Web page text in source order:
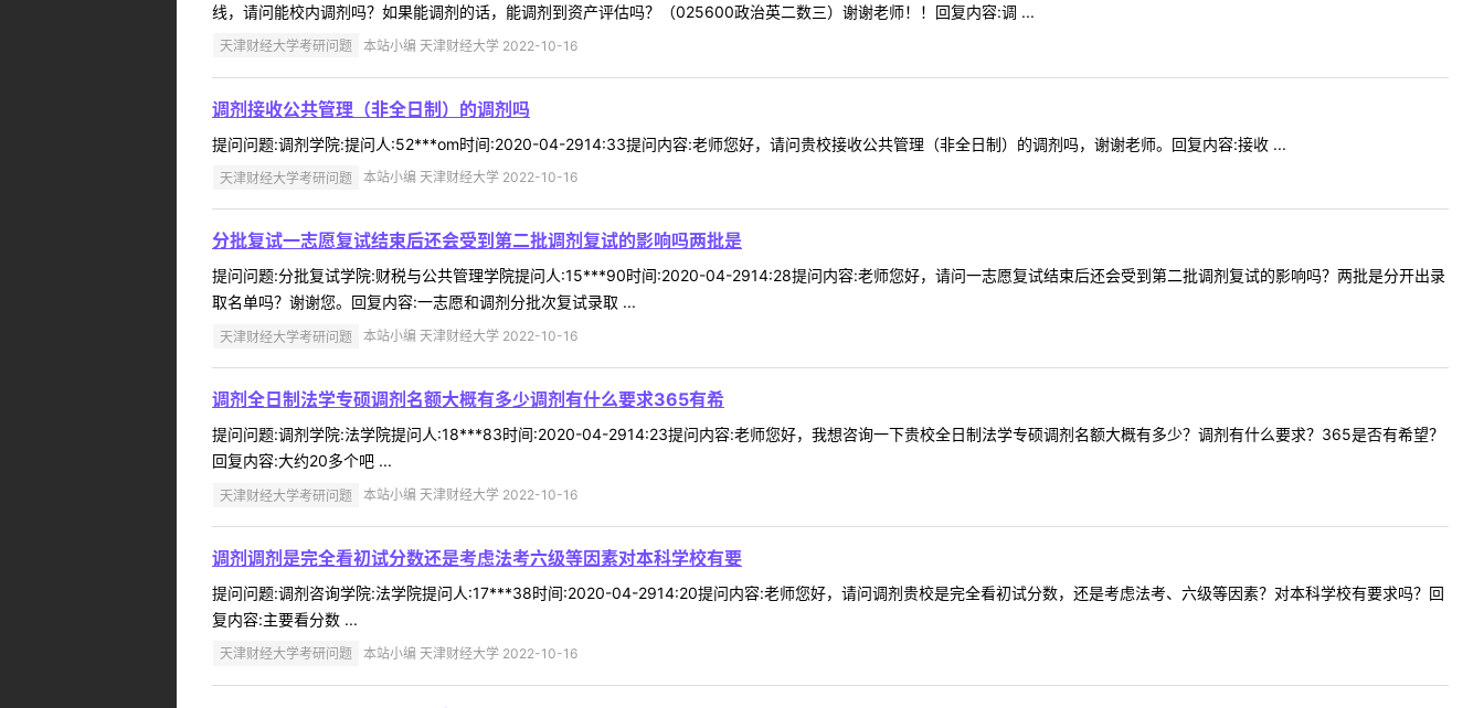
线，请问能校内调剂吗？如果能调剂的话，能调剂到资产评估吗？（025600政治英二数三）谢谢老师！！回复内容:调 ...
天津财经大学考研问题 本站小编 天津财经大学 2022-10-16
调剂接收公共管理（非全日制）的调剂吗
提问问题:调剂学院:提问人:52***om时间:2020-04-2914:33提问内容:老师您好，请问贵校接收公共管理（非全日制）的调剂吗，谢谢老师。回复内容:接收 ...
天津财经大学考研问题 本站小编 天津财经大学 2022-10-16
分批复试一志愿复试结束后还会受到第二批调剂复试的影响吗两批是
提问问题:分批复试学院:财税与公共管理学院提问人:15***90时间:2020-04-2914:28提问内容:老师您好，请问一志愿复试结束后还会受到第二批调剂复试的影响吗？两批是分开出录
取名单吗？谢谢您。回复内容:一志愿和调剂分批次复试录取 ...
天津财经大学考研问题 本站小编 天津财经大学 2022-10-16
调剂全日制法学专硕调剂名额大概有多少调剂有什么要求365有希
提问问题:调剂学院:法学院提问人:18***83时间:2020-04-2914:23提问内容:老师您好，我想咨询一下贵校全日制法学专硕调剂名额大概有多少？调剂有什么要求？365是否有希望？
回复内容:大约20多个吧 ...
天津财经大学考研问题 本站小编 天津财经大学 2022-10-16
调剂调剂是完全看初试分数还是考虑法考六级等因素对本科学校有要
提问问题:调剂咨询学院:法学院提问人:17***38时间:2020-04-2914:20提问内容:老师您好，请问调剂贵校是完全看初试分数，还是考虑法考、六级等因素？对本科学校有要求吗？回
复内容:主要看分数 ...
天津财经大学考研问题 本站小编 天津财经大学 2022-10-16